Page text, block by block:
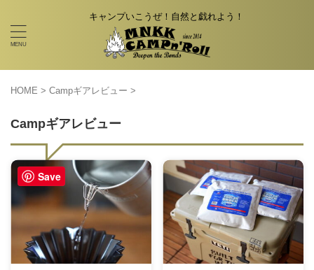
キャンプいこうぜ！自然と戯れよう！
HOME > Campギアレビュー >
Campギアレビュー
Save